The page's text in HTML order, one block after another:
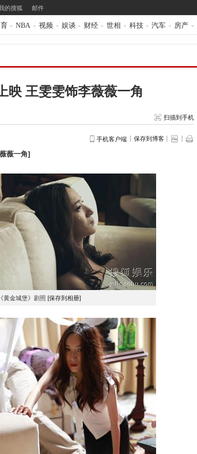
的搜狐 邮件
- NBA - 视频 - 娱谈 - 财经 - 世相 - 科技 - 汽车 - 房产 -
映 王雯雯饰李薇薇一角
扫描到手机
手机客户端 保存到博客
薇一角]
黄金城堡》剧照 [保存到相册]